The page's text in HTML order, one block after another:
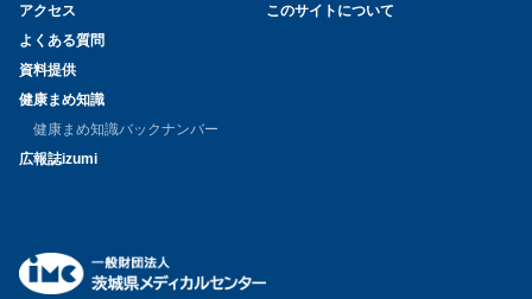
アクセス
よくある質問
資料提供
健康まめ知識
健康まめ知識バックナンバー
広報誌izumi
このサイトについて